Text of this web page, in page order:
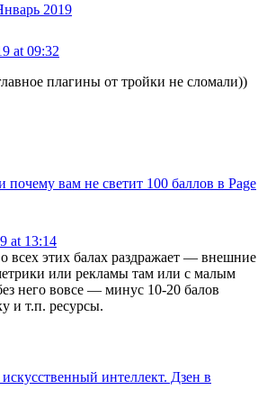
2019
at 09:32
плагины от тройки не сломали))
почему вам не светит 100 баллов в Page
at 13:14
всех этих балах раздражает — внешние
или рекламы там или с малым
него вовсе — минус 10-20 балов
и т.п. ресурсы.
интеллект. Дзен в